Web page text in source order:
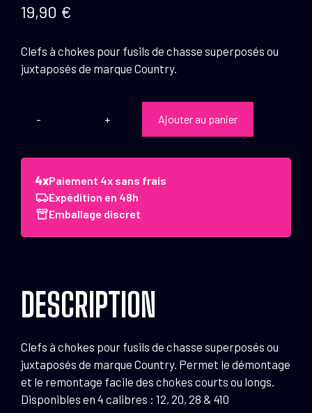
19,90 €
Clefs à chokes pour fusils de chasse superposés ou
juxtaposés de marque Country.
quantité
Clefs
à
chokes
Country
chokes
cal
Ajouter au panier
Paiement 4x sans frais
Expédition en 48h
Emballage discret
DESCRIPTION
Clefs à chokes pour fusils de chasse superposés ou
juxtaposés de marque Country. Permet le démontage
et le remontage facile des chokes courts ou longs.
Disponibles en 4 calibres : 12, 20, 28 & 410